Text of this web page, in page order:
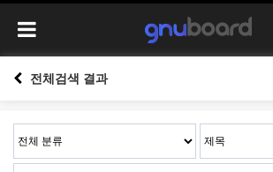
전체검색 결과